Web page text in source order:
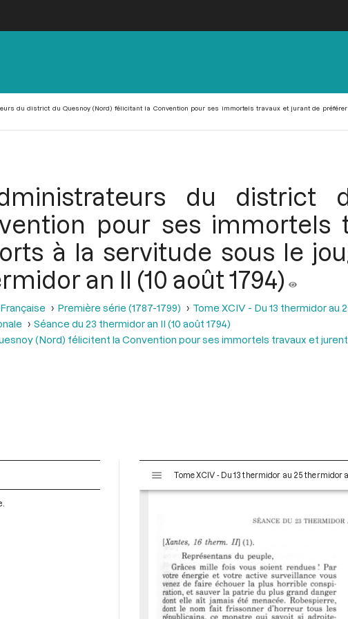
du district du Quesnoy (Nord) félicitant la Convention pour ses immortels travaux et jurant de
du district
pour ses immortels
à la servitude sous le
an II (10 août 1794)
Première série (1787-1799)
Tome XCIV - Du 13 thermidor au
Séance du 23 thermidor an II (10 août 1794)
(Nord) félicitent la Convention pour ses immortels travaux et
s
Tome XCIV - Du 13 thermidor au 25 thermidor